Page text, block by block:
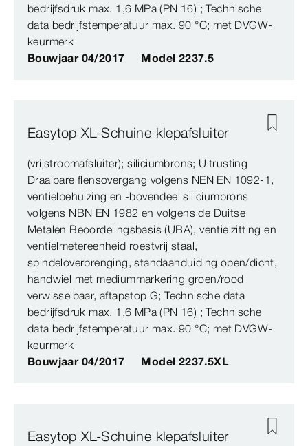
bedrijfsdruk max. 1,6 MPa (PN 16) ; Technische
data bedrijfstemperatuur max. 90 °C; met DVGW-
keurmerk
Bouwjaar 04/2017
Model 2237.5
Easytop XL-Schuine klepafsluiter
(vrijstroomafsluiter); siliciumbrons; Uitrusting
Draaibare flensovergang volgens NEN EN 1092‑1,
ventielbehuizing en -bovendeel siliciumbrons
volgens NBN EN 1982 en volgens de Duitse
Metalen Beoordelingsbasis (UBA), ventielzitting en
ventielmetereenheid roestvrij staal,
spindeloverbrenging, standaanduiding open/dicht,
handwiel met mediummarkering groen/rood
verwisselbaar, aftapstop G; Technische data
bedrijfsdruk max. 1,6 MPa (PN 16) ; Technische
data bedrijfstemperatuur max. 90 °C; met DVGW-
keurmerk
Bouwjaar 04/2017
Model 2237.5XL
Easytop XL-Schuine klepafsluiter